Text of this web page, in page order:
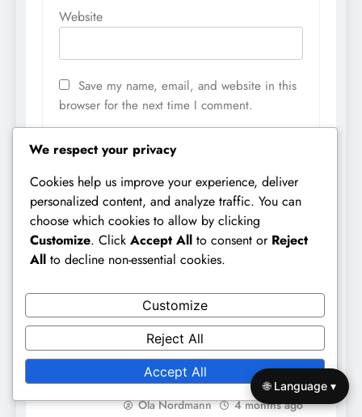
Website
Save my name, email, and website in this
browser for the next time I comment.
Injustice 2 Mobile: Innvirkning
av invasjonpriser,
Spillerprogresjon,
Ressursforvaltning
Ola Nordmann 4 months ago
We respect your privacy
Cookies help us improve your experience, deliver
personalized content, and analyze traffic. You can
choose which cookies to allow by clicking
Customize. Click Accept All to consent or Reject
All to decline non-essential cookies.
Customize
Reject All
Accept All
🌐 Language ▾